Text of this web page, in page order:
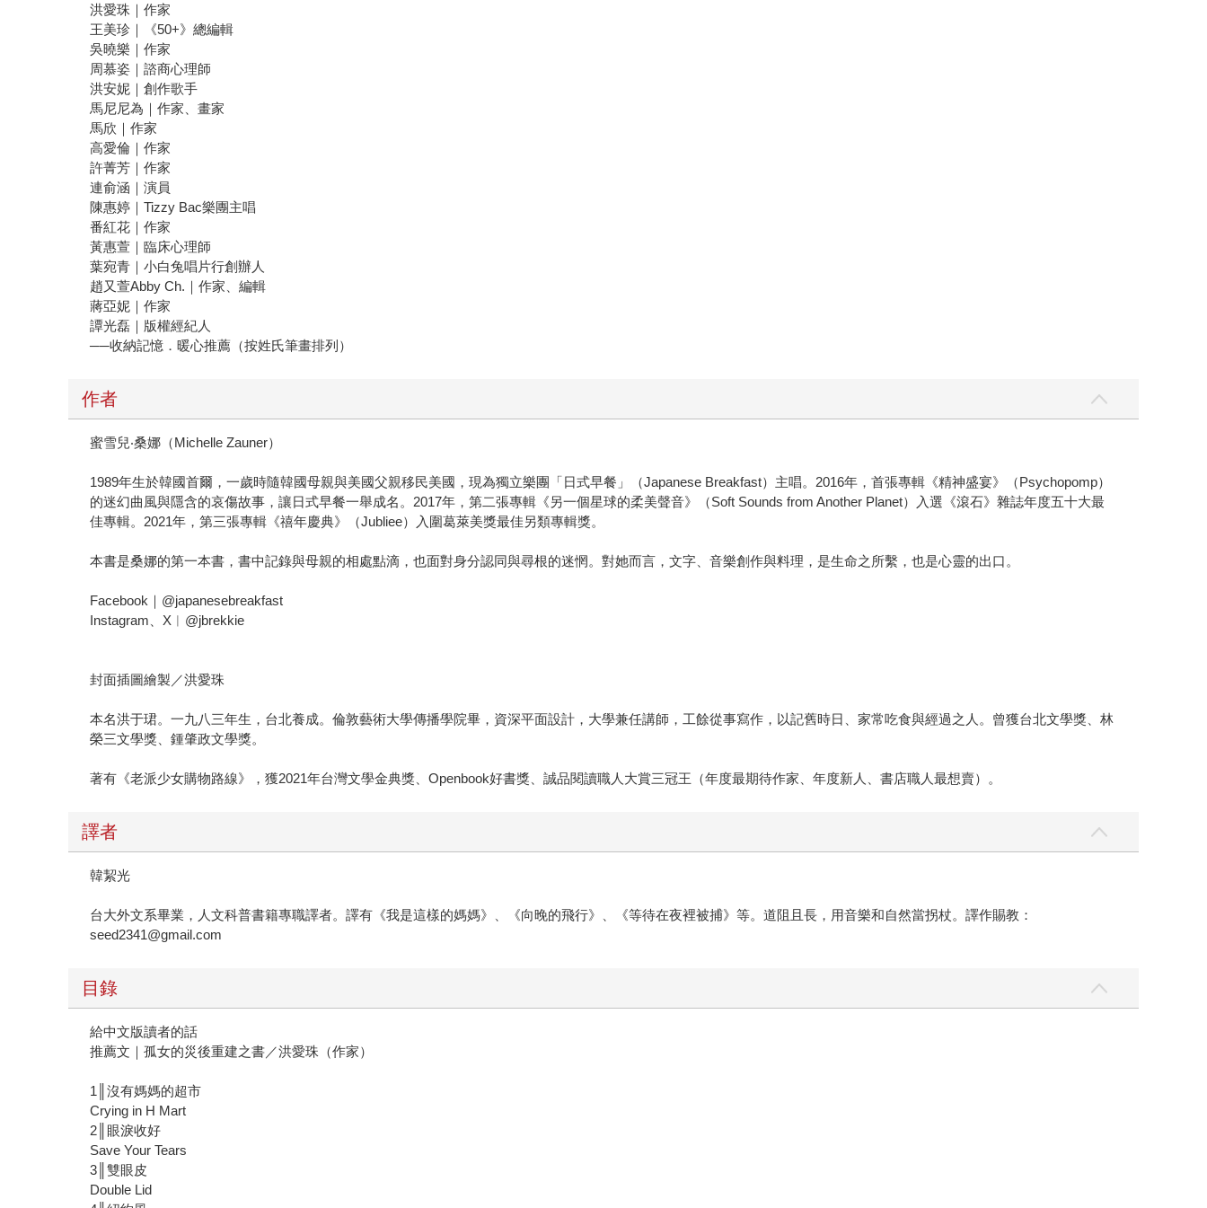
洪愛珠｜作家
王美珍｜《50+》總編輯
吳曉樂｜作家
周慕姿｜諮商心理師
洪安妮｜創作歌手
馬尼尼為｜作家、畫家
馬欣｜作家
高愛倫｜作家
許菁芳｜作家
連俞涵｜演員
陳惠婷｜Tizzy Bac樂團主唱
番紅花｜作家
黃惠萱｜臨床心理師
葉宛青｜小白兔唱片行創辦人
趙又萱Abby Ch.｜作家、編輯
蔣亞妮｜作家
譚光磊｜版權經紀人
──收納記憶．暖心推薦（按姓氏筆畫排列）
作者
蜜雪兒‧桑娜（Michelle Zauner）
1989年生於韓國首爾，一歲時隨韓國母親與美國父親移民美國，現為獨立樂團「日式早餐」（Japanese Breakfast）主唱。2016年，首張專輯《精神盛宴》（Psychopomp）
的迷幻曲風與隱含的哀傷故事，讓日式早餐一舉成名。2017年，第二張專輯《另一個星球的柔美聲音》（Soft Sounds from Another Planet）入選《滾石》雜誌年度五十大最
佳專輯。2021年，第三張專輯《禧年慶典》（Jubliee）入圍葛萊美獎最佳另類專輯獎。
本書是桑娜的第一本書，書中記錄與母親的相處點滴，也面對身分認同與尋根的迷惘。對她而言，文字、音樂創作與料理，是生命之所繫，也是心靈的出口。
Facebook｜@japanesebreakfast
Instagram、X︱@jbrekkie
封面插圖繪製／洪愛珠
本名洪于珺。一九八三年生，台北養成。倫敦藝術大學傳播學院畢，資深平面設計，大學兼任講師，工餘從事寫作，以記舊時日、家常吃食與經過之人。曾獲台北文學獎、林
榮三文學獎、鍾肇政文學獎。
著有《老派少女購物路線》，獲2021年台灣文學金典獎、Openbook好書獎、誠品閱讀職人大賞三冠王（年度最期待作家、年度新人、書店職人最想賣）。
譯者
韓絜光
台大外文系畢業，人文科普書籍專職譯者。譯有《我是這樣的媽媽》、《向晚的飛行》、《等待在夜裡被捕》等。道阻且長，用音樂和自然當拐杖。譯作賜教：
seed2341@gmail.com
目錄
給中文版讀者的話
推薦文｜孤女的災後重建之書／洪愛珠（作家）
1║沒有媽媽的超市
Crying in H Mart
2║眼淚收好
Save Your Tears
3║雙眼皮
Double Lid